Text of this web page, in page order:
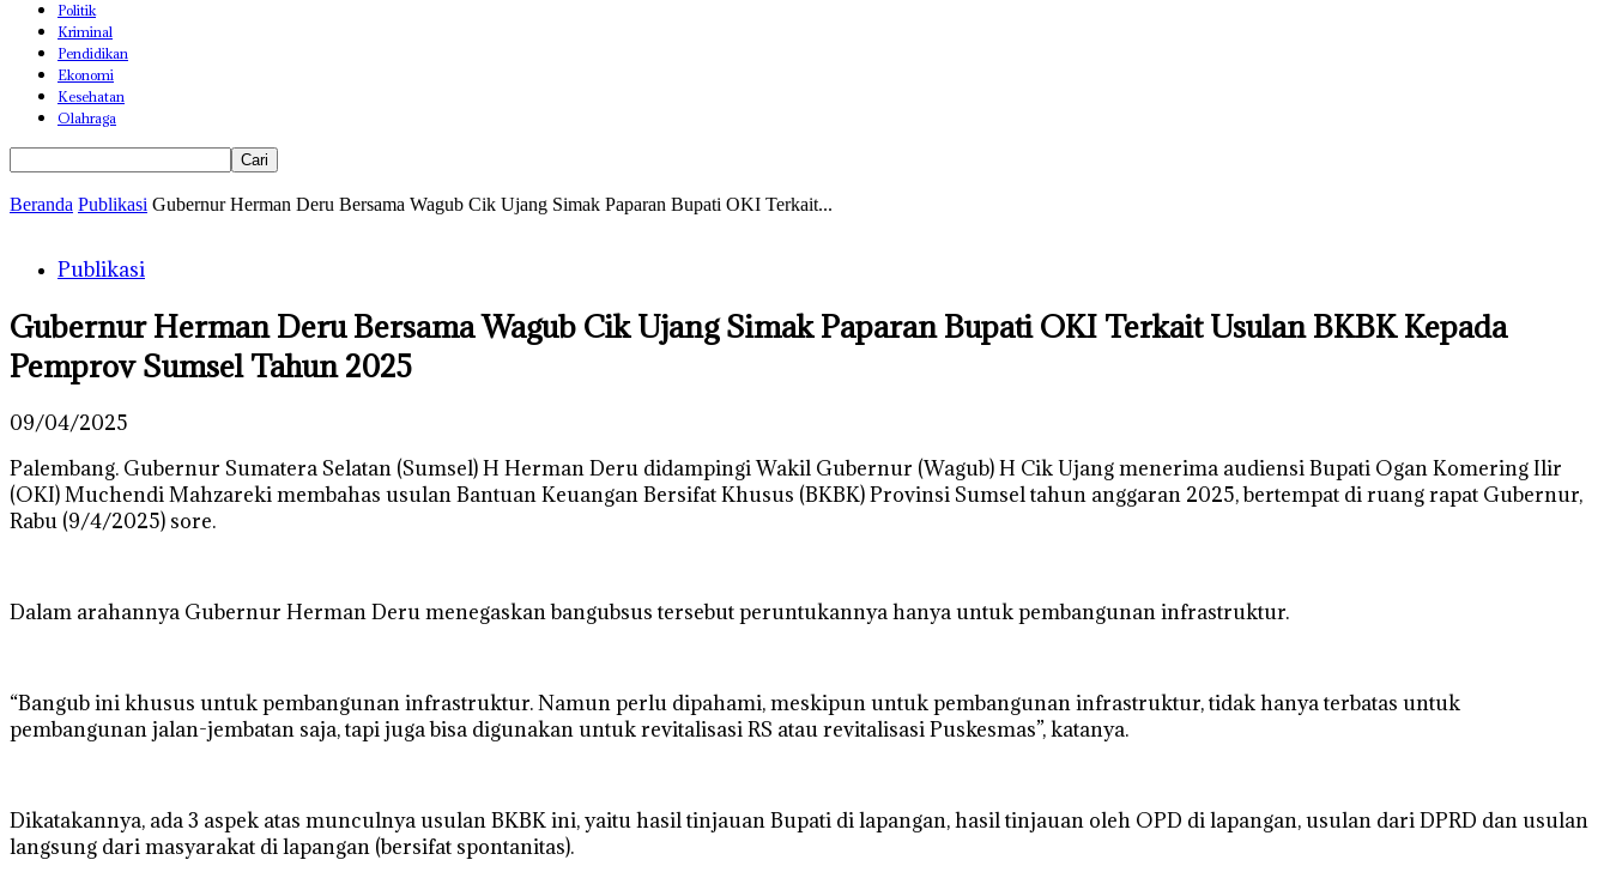
Politik
Kriminal
Pendidikan
Ekonomi
Kesehatan
Olahraga
Beranda Publikasi Gubernur Herman Deru Bersama Wagub Cik Ujang Simak Paparan Bupati OKI Terkait...
Publikasi
Gubernur Herman Deru Bersama Wagub Cik Ujang Simak Paparan Bupati OKI Terkait Usulan BKBK Kepada
Pemprov Sumsel Tahun 2025
09/04/2025
Palembang. Gubernur Sumatera Selatan (Sumsel) H Herman Deru didampingi Wakil Gubernur (Wagub) H Cik Ujang menerima audiensi Bupati Ogan Komering Ilir
(OKI) Muchendi Mahzareki membahas usulan Bantuan Keuangan Bersifat Khusus (BKBK) Provinsi Sumsel tahun anggaran 2025, bertempat di ruang rapat Gubernur,
Rabu (9/4/2025) sore.
Dalam arahannya Gubernur Herman Deru menegaskan bangubsus tersebut peruntukannya hanya untuk pembangunan infrastruktur.
“Bangub ini khusus untuk pembangunan infrastruktur. Namun perlu dipahami, meskipun untuk pembangunan infrastruktur, tidak hanya terbatas untuk
pembangunan jalan-jembatan saja, tapi juga bisa digunakan untuk revitalisasi RS atau revitalisasi Puskesmas”, katanya.
Dikatakannya, ada 3 aspek atas munculnya usulan BKBK ini, yaitu hasil tinjauan Bupati di lapangan, hasil tinjauan oleh OPD di lapangan, usulan dari DPRD dan usulan
langsung dari masyarakat di lapangan (bersifat spontanitas).